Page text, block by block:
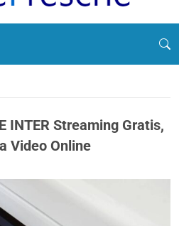
INTER Streaming Gratis,
Video Online